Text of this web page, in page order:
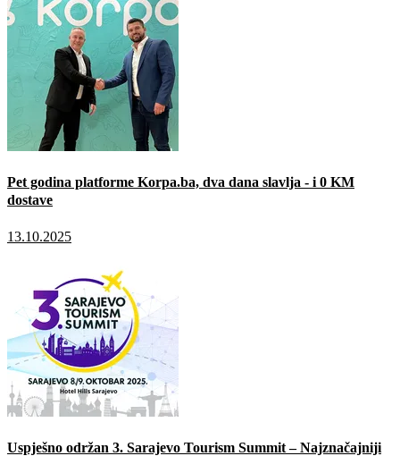
Pet godina platforme Korpa.ba, dva dana slavlja - i 0 KM
dostave
13.10.2025
Uspješno održan 3. Sarajevo Tourism Summit – Najznačajniji